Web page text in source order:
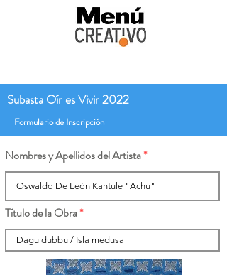
Subasta Oír es Vivir 2022
Formulario de Inscripción
Nombres y Apellidos del Artista
Título de la Obra